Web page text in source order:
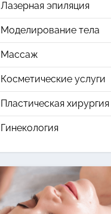
Лазерная эпиляция
Моделирование тела
Массаж
Косметические услуги
Пластическая хирургия
Гинекология